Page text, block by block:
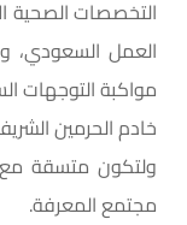
التخصصات الصحية
العمل السعودي،
مواكبة التوجهات
خادم الحرمين
مجتمع المعرفة.